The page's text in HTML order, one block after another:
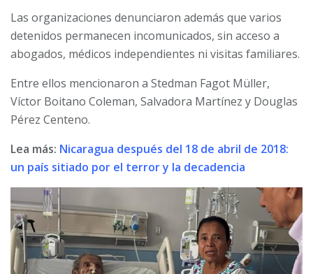
Las organizaciones denunciaron además que varios
detenidos permanecen incomunicados, sin acceso a
abogados, médicos independientes ni visitas familiares.
Entre ellos mencionaron a Stedman Fagot Müller,
Víctor Boitano Coleman, Salvadora Martínez y Douglas
Pérez Centeno.
Lea más: Nicaragua después del 18 de abril de 2018:
un país sitiado por el terror y la decadencia